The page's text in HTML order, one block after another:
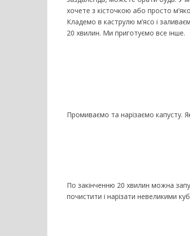
хочете з кісточкою або просто
Кладемо в каструлю м’ясо і
20 хвилин. Ми приготуємо все інше.
Промиваємо та нарізаємо капусту.
По закінченню 20 хвилин можна
почистити і нарізати невеликими